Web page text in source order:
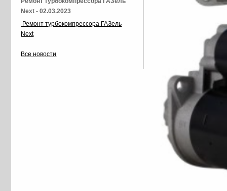
Next - 02.03.2023
Ремонт турбокомпрессора ГАЗель
Next
Все новости